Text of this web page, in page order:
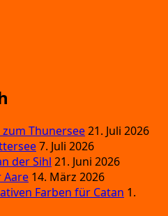
Thunersee21. Juli 2026
7. Juli 2026
der Sihl 21. Juni 2026
Aare 14. März 2026
Farben für Catan 1.